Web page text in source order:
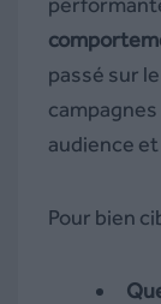
passé sur
audience
Pour bien